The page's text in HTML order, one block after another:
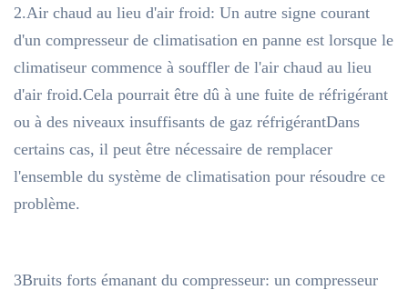
2.Air chaud au lieu d'air froid: Un autre signe courant
d'un compresseur de climatisation en panne est lorsque le
climatiseur commence à souffler de l'air chaud au lieu
d'air froid.Cela pourrait être dû à une fuite de réfrigérant
ou à des niveaux insuffisants de gaz réfrigérantDans
certains cas, il peut être nécessaire de remplacer
l'ensemble du système de climatisation pour résoudre ce
problème.
3Bruits forts émanant du compresseur: un compresseur